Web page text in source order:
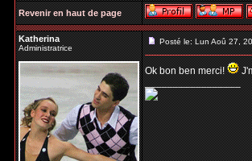
Revenir en haut de page
Katherina
Administratrice
Posté le: Lun Aoû 27,
Ok bon ben merci!
_________________